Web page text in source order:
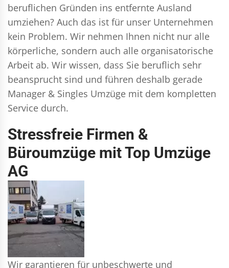
beruflichen Gründen ins entfernte Ausland
umziehen? Auch das ist für unser Unternehmen
kein Problem. Wir nehmen Ihnen nicht nur alle
körperliche, sondern auch alle organisatorische
Arbeit ab. Wir wissen, dass Sie beruflich sehr
beansprucht sind und führen deshalb gerade
Manager & Singles Umzüge mit dem kompletten
Service durch.
Stressfreie Firmen &
Büroumzüge mit Top Umzüge
AG
Wir garantieren für unbeschwerte und